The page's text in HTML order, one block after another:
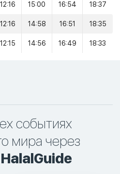
12:16 15:00 16:54 18:37
12:16 14:58 16:51 18:35
12:15 14:56 16:49 18:33
событиях
мира через